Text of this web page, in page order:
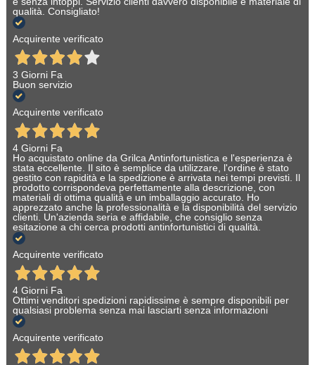
qualità. Consigliato!
Acquirente verificato
3 Giorni Fa
Buon servizio
Acquirente verificato
4 Giorni Fa
Ho acquistato online da Grilca Antinfortunistica e l'esperienza è
stata eccellente. Il sito è semplice da utilizzare, l'ordine è stato
gestito con rapidità e la spedizione è arrivata nei tempi previsti. Il
prodotto corrispondeva perfettamente alla descrizione, con
materiali di ottima qualità e un imballaggio accurato. Ho
apprezzato anche la professionalità e la disponibilità del servizio
clienti. Un'azienda seria e affidabile, che consiglio senza
esitazione a chi cerca prodotti antinfortunistici di qualità.
Acquirente verificato
4 Giorni Fa
Ottimi venditori spedizioni rapidissime è sempre disponibili per
qualsiasi problema senza mai lasciarti senza informazioni
Acquirente verificato